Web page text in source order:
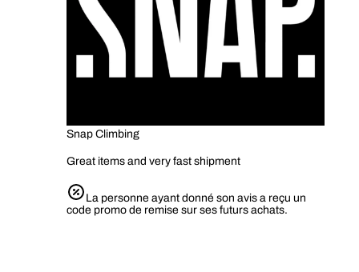
Snap Climbing
Great items and very fast shipment
La personne ayant donné son avis a reçu un
code promo de remise sur ses futurs achats.